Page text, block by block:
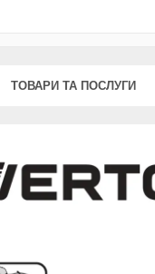
ТОВАРИ ТА ПОСЛУГИ